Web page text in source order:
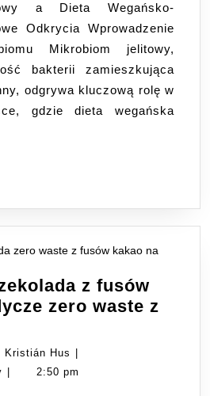
Wegańsko-
Bezglutenowa:
Nowe
Odkrycia
w
Świat
Odkrycia Wprowadzenie
Mikrobiom jelitowy,
bakterii zamieszkująca
odgrywa kluczową rolę w
gdzie dieta wegańska
z fusów
zero waste z
Kristián Hus Kristián
Hus
2:50 pm